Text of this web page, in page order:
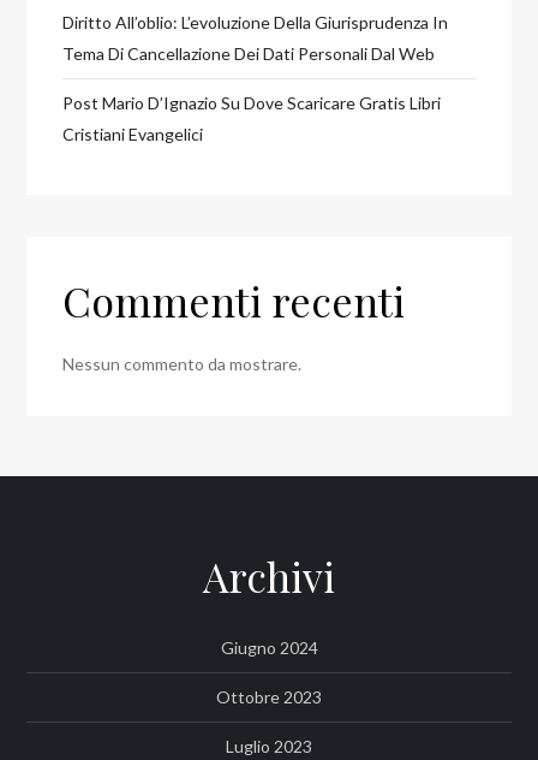
Diritto All’oblio: L’evoluzione Della Giurisprudenza In
Tema Di Cancellazione Dei Dati Personali Dal Web
Post Mario D’Ignazio Su Dove Scaricare Gratis Libri
Cristiani Evangelici
Commenti recenti
Nessun commento da mostrare.
Archivi
Giugno 2024
Ottobre 2023
Luglio 2023